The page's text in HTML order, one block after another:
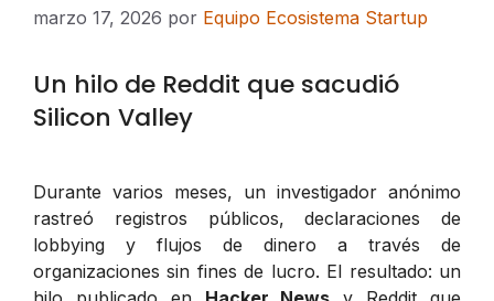
marzo 17, 2026 por Equipo Ecosistema Startup
Un hilo de Reddit que sacudió
Silicon Valley
Durante varios meses, un investigador anónimo
rastreó registros públicos, declaraciones de
lobbying y flujos de dinero a través de
organizaciones sin fines de lucro. El resultado: un